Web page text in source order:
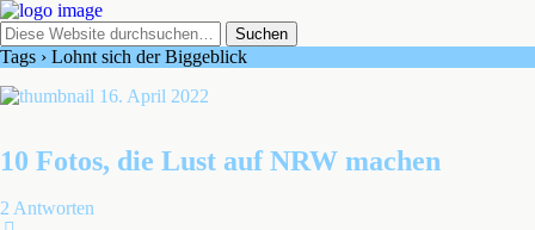
Tags › Lohnt sich der Biggeblick
16. April 2022
10 Fotos, die Lust auf NRW machen
2 Antworten